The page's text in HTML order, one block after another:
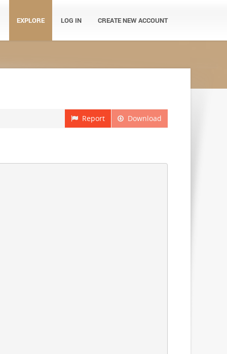
EXPLORE LOG IN CREATE NEW ACCOUNT
Download
Report